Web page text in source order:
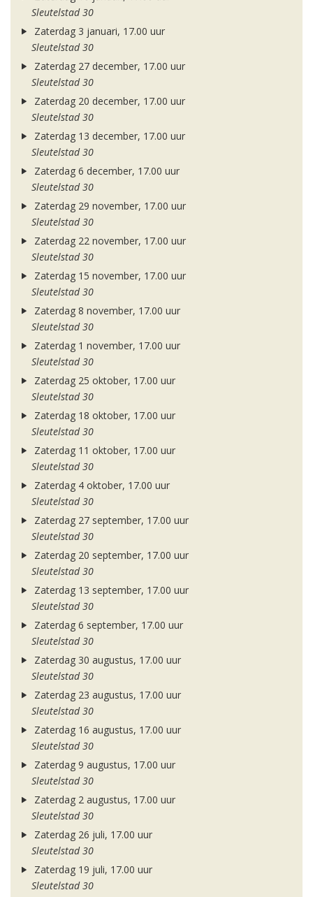
Sleutelstad 30
Zaterdag 3 januari, 17.00 uur
Sleutelstad 30
Zaterdag 27 december, 17.00 uur
Sleutelstad 30
Zaterdag 20 december, 17.00 uur
Sleutelstad 30
Zaterdag 13 december, 17.00 uur
Sleutelstad 30
Zaterdag 6 december, 17.00 uur
Sleutelstad 30
Zaterdag 29 november, 17.00 uur
Sleutelstad 30
Zaterdag 22 november, 17.00 uur
Sleutelstad 30
Zaterdag 15 november, 17.00 uur
Sleutelstad 30
Zaterdag 8 november, 17.00 uur
Sleutelstad 30
Zaterdag 1 november, 17.00 uur
Sleutelstad 30
Zaterdag 25 oktober, 17.00 uur
Sleutelstad 30
Zaterdag 18 oktober, 17.00 uur
Sleutelstad 30
Zaterdag 11 oktober, 17.00 uur
Sleutelstad 30
Zaterdag 4 oktober, 17.00 uur
Sleutelstad 30
Zaterdag 27 september, 17.00 uur
Sleutelstad 30
Zaterdag 20 september, 17.00 uur
Sleutelstad 30
Zaterdag 13 september, 17.00 uur
Sleutelstad 30
Zaterdag 6 september, 17.00 uur
Sleutelstad 30
Zaterdag 30 augustus, 17.00 uur
Sleutelstad 30
Zaterdag 23 augustus, 17.00 uur
Sleutelstad 30
Zaterdag 16 augustus, 17.00 uur
Sleutelstad 30
Zaterdag 9 augustus, 17.00 uur
Sleutelstad 30
Zaterdag 2 augustus, 17.00 uur
Sleutelstad 30
Zaterdag 26 juli, 17.00 uur
Sleutelstad 30
Zaterdag 19 juli, 17.00 uur
Sleutelstad 30